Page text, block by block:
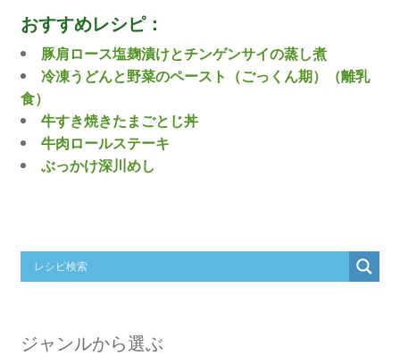
おすすめレシピ：
豚肩ロース塩麹漬けとチンゲンサイの蒸し煮
冷凍うどんと野菜のペースト（ごっくん期）（離乳
食）
牛すき焼きたまごとじ丼
牛肉ロールステーキ
ぶっかけ深川めし
ジャンルから選ぶ